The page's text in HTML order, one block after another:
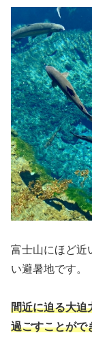
富士山にほど近
い避暑地です。
間近に迫る大迫
過ごすことがで